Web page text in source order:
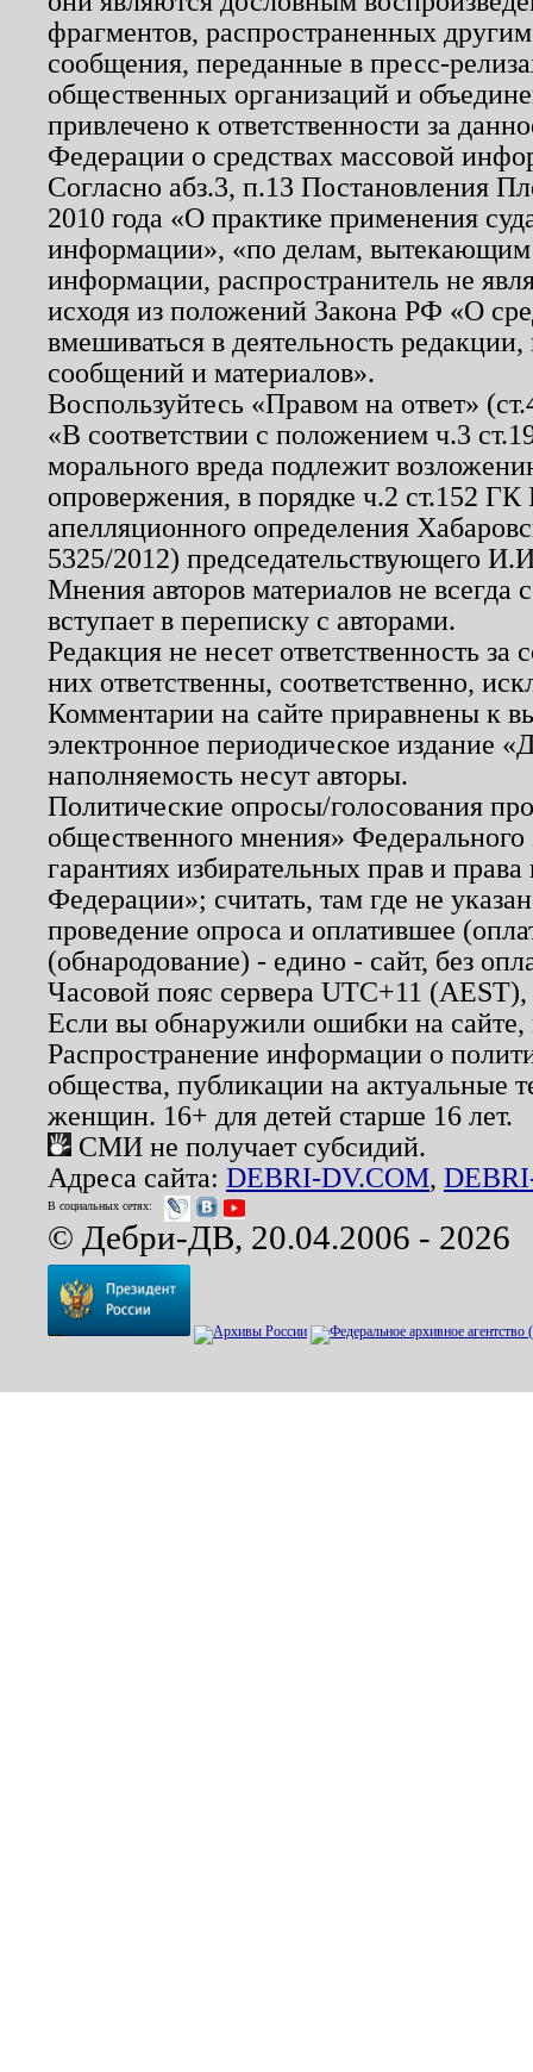
фрагментов, распространенных
сообщения, переданные в пресс-
общественных организаций и
привлечено к ответственности за
Федерации о средствах массовой
Согласно абз.3, п.13 Постановления
2010 года «О практике применения
информации», «по делам, вытекающим
информации, распространитель не
исходя из положений Закона РФ «О
вмешиваться в деятельность
сообщений и материалов».
Воспользуйтесь «Правом на ответ»
«В соответствии с положением ч.3
морального вреда подлежит
опровержения, в порядке ч.2 ст.152
апелляционного определения
5325/2012) председательствующего
Мнения авторов материалов не
вступает в переписку с авторами.
Редакция не несет ответственность
них ответственны, соответственно,
Комментарии на сайте приравнены к
электронное периодическое издание
наполняемость несут авторы.
Политические опросы/голосования
общественного мнения»
гарантиях избирательных прав и
Федерации»; считать, там где не
проведение опроса и оплатившее
(обнародование) - едино - сайт, без
Часовой пояс сервера UTC+11
Если вы обнаружили ошибки на
Распространение информации о
общества, публикации на актуальные
женщин. 16+ для детей старше 16 лет.
СМИ не получает субсидий.
Адреса сайта: DEBRI-DV.COM,
В социальных сетях:
© Дебри-ДВ, 20.04.2006 - 2026